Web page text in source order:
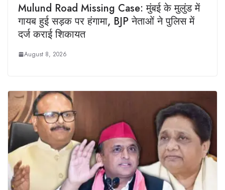
Mulund Road Missing Case: मुंबई के मुलुंड में
गायब हुई सड़क पर हंगामा, BJP नेताओं ने पुलिस में
दर्ज कराई शिकायत
August 8, 2026